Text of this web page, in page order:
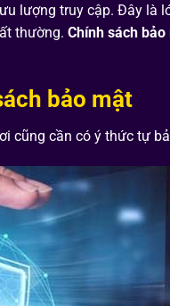
lượng truy cập. Đây là
thường. Chính sách bảo
bảo mật
cũng cần có ý thức tự